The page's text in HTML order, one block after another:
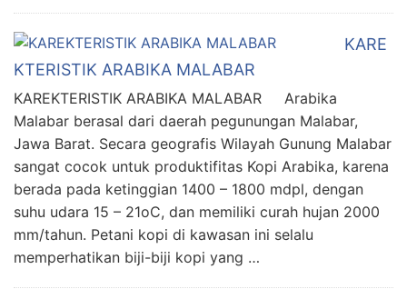
KARE
KTERISTIK ARABIKA MALABAR
KAREKTERISTIK ARABIKA MALABAR Arabika
Malabar berasal dari daerah pegunungan Malabar,
Jawa Barat. Secara geografis Wilayah Gunung Malabar
sangat cocok untuk produktifitas Kopi Arabika, karena
berada pada ketinggian 1400 – 1800 mdpl, dengan
suhu udara 15 – 21oC, dan memiliki curah hujan 2000
mm/tahun. Petani kopi di kawasan ini selalu
memperhatikan biji-biji kopi yang …